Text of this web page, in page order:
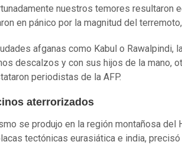
nuestros temores resultaron
en pánico por la magnitud del
afganas como Kabul o Rawalpindi,
descalzos y con sus hijos de la mano,
periodistas de la AFP.
aterrorizados
se produjo en la región montañosa del
tectónicas eurasiática e india,